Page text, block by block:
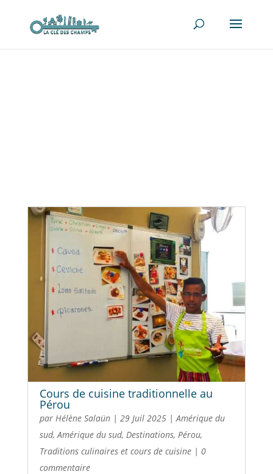
Cours de cuisine traditionnelle au
Pérou
par Hélène Salaün| 29 Juil 2025|Amérique du
sud,Amérique du sud, Destinations, Pérou,
Traditions culinaires et cours de cuisine| 0
commentaire